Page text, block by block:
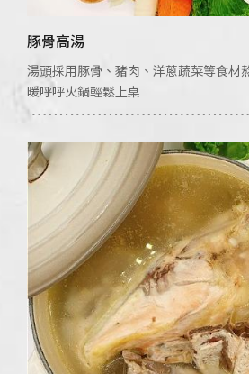
豚骨高湯
湯頭採用豚骨、豬肉、洋蔥蔬菜等食材
暖呼呼火鍋輕鬆上桌